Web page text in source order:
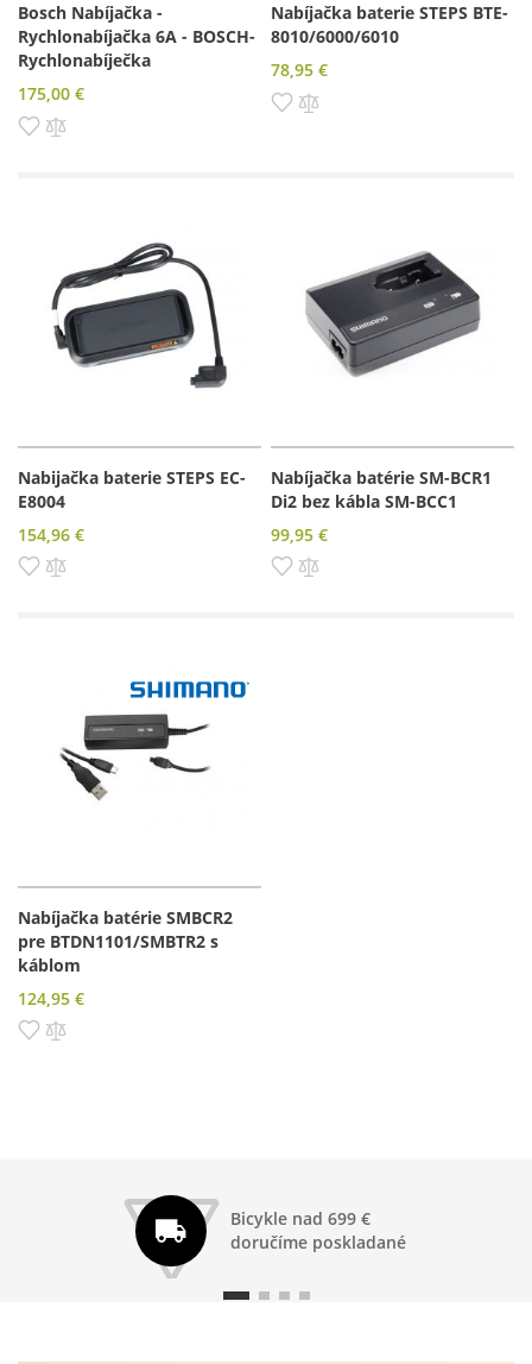
Bosch Nabíjačka -
Rychlonabíjačka 6A - BOSCH-
Rychlonabíječka
175,00 €
Pridať do zoznamu prianí
Nabíjačka baterie STEPS BTE-
8010/6000/6010
78,95 €
Pridať do zoznamu prianí
Nabijačka baterie STEPS EC-
E8004
154,96 €
Pridať do zoznamu prianí
Nabíjačka batérie SM-BCR1
Di2 bez kábla SM-BCC1
99,95 €
Pridať do zoznamu prianí
Nabíjačka batérie SMBCR2
pre BTDN1101/SMBTR2 s
káblom
124,95 €
Pridať do zoznamu prianí
Bicykle nad 699 €
doručíme poskladané